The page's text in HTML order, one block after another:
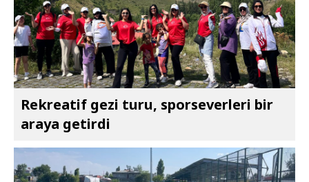
Rekreatif gezi turu, sporseverleri bir
araya getirdi